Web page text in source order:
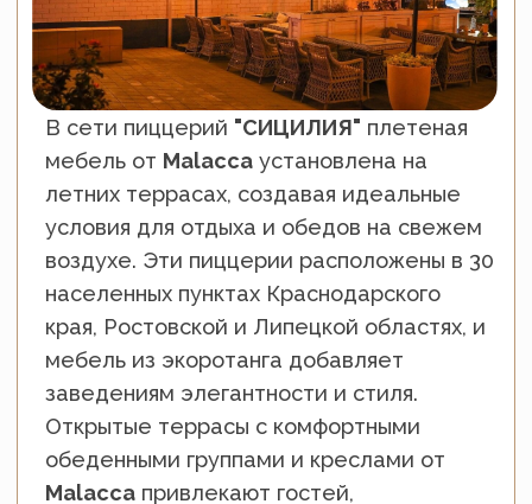
ОЗДОРОВИТЕЛЬНЫЙ КОМПЛЕКС
"ДАГОМЫС "